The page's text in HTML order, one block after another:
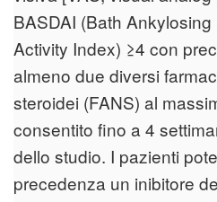
BASDAI (Bath
Activity Index) ≥4 con
almeno due diversi
steroidei (FANS) al
consentito fino a 4
dello studio. I pazienti
precedenza un inibitore